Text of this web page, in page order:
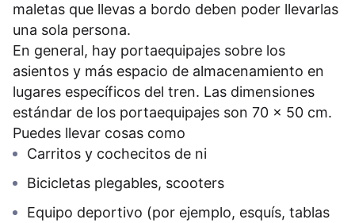
maletas que llevas a bordo deben poder llevarlas
una sola persona.
En general, hay portaequipajes sobre los
asientos y más espacio de almacenamiento en
lugares específicos del tren. Las dimensiones
estándar de los portaequipajes son 70 x 50 cm.
Puedes llevar cosas como
Carritos y cochecitos de ni
Bicicletas plegables, scooters
Equipo deportivo (por ejemplo, esquís, tablas